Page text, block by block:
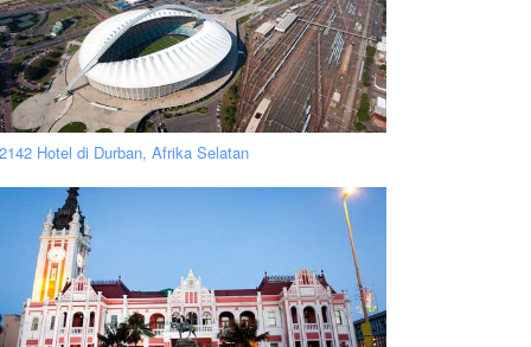
2142 Hotel di Durban, Afrika Selatan